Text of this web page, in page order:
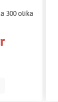
300 olika